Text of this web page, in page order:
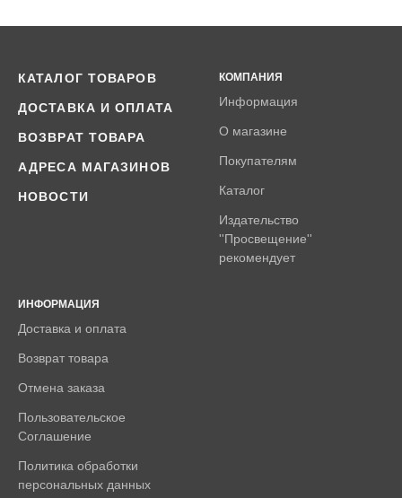
КАТАЛОГ ТОВАРОВ
ДОСТАВКА И ОПЛАТА
ВОЗВРАТ ТОВАРА
АДРЕСА МАГАЗИНОВ
НОВОСТИ
КОМПАНИЯ
Информация
О магазине
Покупателям
Каталог
Издательство
''Просвещение''
рекомендует
ИНФОРМАЦИЯ
Доставка и оплата
Возврат товара
Отмена заказа
Пользовательское
Соглашение
Политика обработки
персональных данных